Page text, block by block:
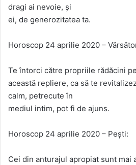
dragi ai nevoie, și
ei, de generozitatea ta.
Horoscop 24 aprilie 2020 –
Te întorci către propriile rădăcini
această repliere, ca să te
calm, petrecute în
mediul intim, pot fi de ajuns.
Horoscop 24 aprilie 2020 – Pești:
Cei din anturajul apropiat sunt mai